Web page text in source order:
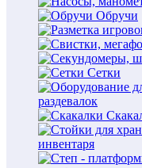
Обручи
Сетки
раздевалок
инвентаря